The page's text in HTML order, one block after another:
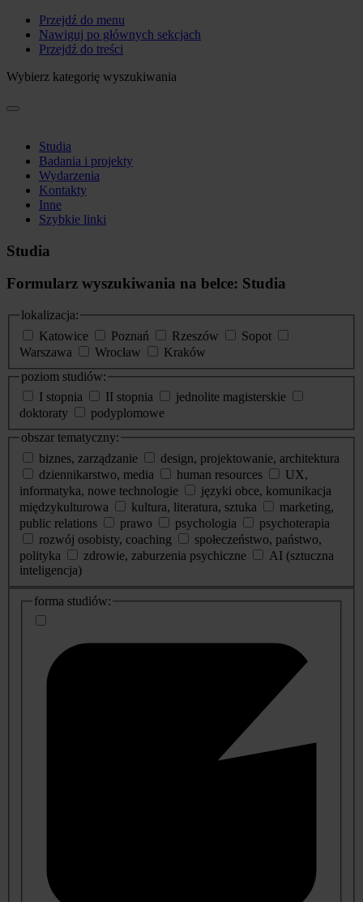
Przejdź do menu
Nawiguj po głównych sekcjach
Przejdź do treści
Wybierz kategorię wyszukiwania
Studia
Badania i projekty
Wydarzenia
Kontakty
Inne
Szybkie linki
Studia
Formularz wyszukiwania na belce: Studia
lokalizacja:
Katowice
Poznań Rzeszów
Sopot
Warszawa
Wrocław
Kraków
poziom studiów:
I stopnia
II stopnia
jednolite magisterskie
doktoraty
podyplomowe
obszar tematyczny:
biznes, zarządzanie
design, projektowanie, architektura
dziennikarstwo, media
human resources
UX,
informatyka, nowe technologie
języki obce, komunikacja
międzykulturowa
kultura, literatura, sztuka
marketing,
public relations
prawo psychologia
psychoterapia
rozwój osobisty, coaching
społeczeństwo, państwo,
polityka
zdrowie, zaburzenia psychiczne
AI (sztuczna
inteligencja)
dodatkowe
informacje
forma studiów: